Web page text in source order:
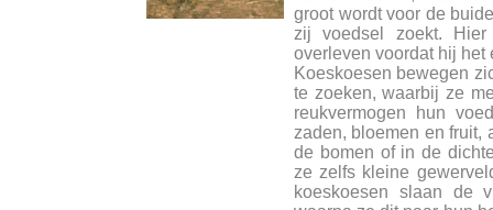
groot wordt voor de
zij voedsel zoekt.
overleven voordat hij het
Koeskoesen bewegen
te zoeken, waarbij ze
reukvermogen hun
zaden, bloemen en fruit,
de bomen of in de
ze zelfs kleine
koeskoesen slaan de